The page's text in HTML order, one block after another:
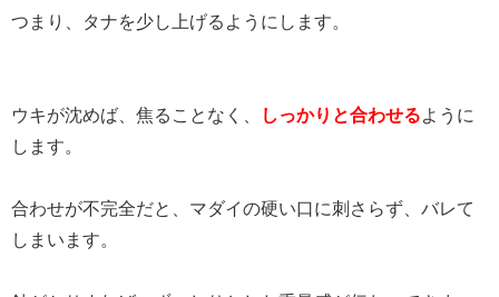
つまり、タナを少し上げるようにします。
ウキが沈めば、焦ることなく、 しっかりと合わせる ように
します。
合わせが不完全だと、マダイの硬い口に刺さらず、バレて
しまいます。